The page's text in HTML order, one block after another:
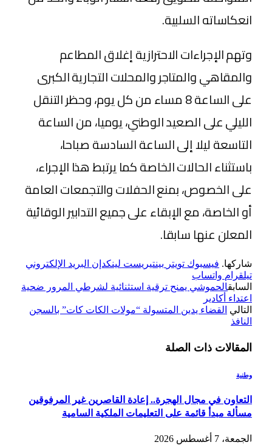
انعكاساته السلبية.
وتهم الإجراءات الاحترازية إغلاق المطاعم
والمقاهي والمتاجر والمحلات التجارية الكبرى
على الساعة 8 مساء من كل يوم، وحظر التنقل
الليلي على الصعيد الوطني، يوميا، من الساعة
التاسعة ليلا إلى الساعة السادسة صباحا،
باستثناء الحالات الخاصة كما يرتبط هذا الإجراء،
على الخصوص، بمنع الحفلات والتجمعات العامة
أو الخاصة، مع الإبقاء على جميع التدابير الوقائية
المعلن عنها سابقا.
شاركها. فيسبوك تويتر بينتيريست لينكدإن البريد الإلكتروني
تيلقرام واتساب
السابقالحموشي يمنح ترقية استثنائية لشرطي المرور ضحية
اعتداء أكادير
التالي القضاء يدين المتسولة “مولات الكات كات” بالسجن
النافذ
المقالات ذات الصلة
وطنية
التعاون في مجال الهجرة.. إعادة القاصرين غير المرفوقين
مسألة مبدأ قائمة على التعليمات الملكية السامية
الجمعة، 7 أغسطس 2026